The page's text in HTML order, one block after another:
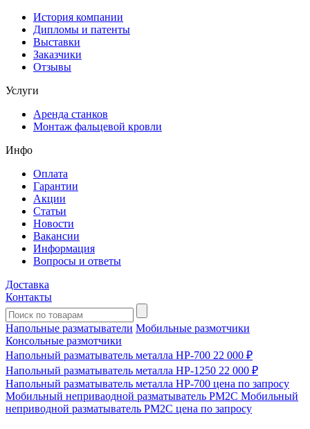
История компании
Дипломы и патенты
Выставки
Заказчики
Отзывы
Услуги
Аренда станков
Монтаж фальцевой кровли
Инфо
Оплата
Гарантии
Акции
Статьи
Новости
Вакансии
Информация
Вопросы и ответы
Доставка
Контакты
Напольные разматыватели Мобильные размотчики
Консольные размотчики
Напольный разматыватель металла HP-700 22 000 ₽
Напольный разматыватель металла HP-1250 22 000 ₽
Напольный разматыватель металла HP-700 цена по запросу
Мобильный непривaодной разматыватель РМ2С Мобильный
неприводной разматыватель РМ2С цена по запросу